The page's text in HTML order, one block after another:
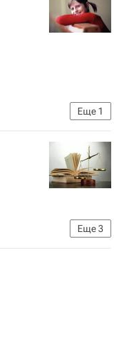
Еще 1
Еще3